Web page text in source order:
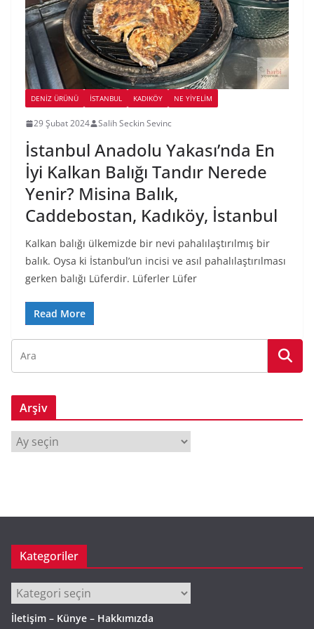
DENIZ ÜRÜNÜ İSTANBUL KADIKÖY NE YİYELİM
29 Şubat 2024 Salih Seckin Sevinc
İstanbul Anadolu Yakası’nda En
İyi Kalkan Balığı Tandır Nerede
Yenir? Misina Balık,
Caddebostan, Kadıköy, İstanbul
Kalkan balığı ülkemizde bir nevi pahalılaştırılmış bir
balık. Oysa ki İstanbul’un incisi ve asıl pahalılaştırılması
gerken balığı Lüferdir. Lüferler Lüfer
Read More
Arşiv
Kategoriler
Kategoriler
İletişim – Künye – Hakkımızda